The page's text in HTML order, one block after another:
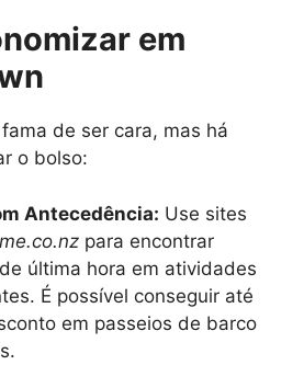
em
de ser cara, mas há
o bolso:
Antecedência: Use sites
para encontrar
última hora em atividades
É possível conseguir até
em passeios de barco